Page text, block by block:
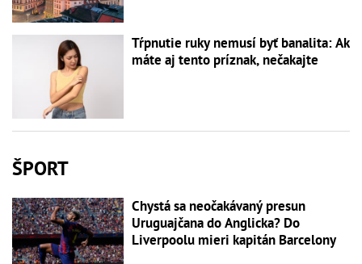
Tŕpnutie ruky nemusí byť banalita: Ak
máte aj tento príznak, nečakajte
ŠPORT
Chystá sa neočakávaný presun
Uruguajčana do Anglicka? Do
Liverpoolu mieri kapitán Barcelony